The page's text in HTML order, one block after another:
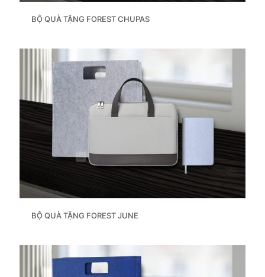
BỘ QUÀ TẶNG FOREST CHUPAS
BỘ QUÀ TẶNG FOREST JUNE